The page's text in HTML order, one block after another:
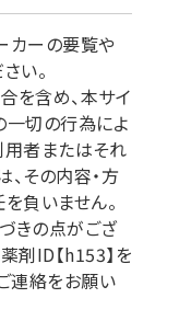
カーの要覧や
い。
を含め、本サイ
一切の行為によ
用者またはそれ
その内容・方
負いません。
きの点がござ
剤ID【h153】を
連絡をお願い